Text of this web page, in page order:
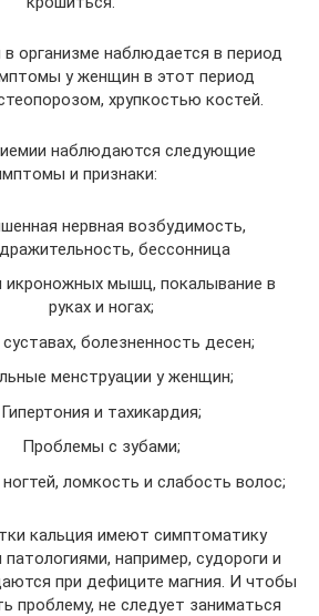
в организме наблюдается в период
у женщин в этот период
хрупкостью костей.
наблюдаются следующие
и признаки:
нервная возбудимость,
бессонница
икроножных мышц, покалывание в
руках и ногах;
болезненность десен;
менструации у женщин;
Гипертония и тахикардия;
Проблемы с зубами;
ломкость и слабость волос;
кальция имеют симптоматику
например, судороги и
при дефиците магния. И чтобы
проблему, не следует заниматься